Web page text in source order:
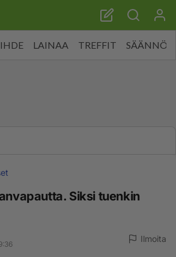
LAINAA TREFFIT SÄÄNNÖT
Siksi tuenkin
Ilmoita